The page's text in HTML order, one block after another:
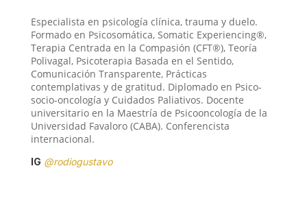
Especialista en psicología clínica, trauma y duelo.
Formado en Psicosomática, Somatic Experiencing®,
Terapia Centrada en la Compasión (CFT®), Teoría
Polivagal, Psicoterapia Basada en el Sentido,
Comunicación Transparente, Prácticas
contemplativas y de gratitud. Diplomado en Psico-
socio-oncología y Cuidados Paliativos. Docente
universitario en la Maestría de Psicooncología de la
Universidad Favaloro (CABA). Conferencista
internacional.
IG @rodiogustavo